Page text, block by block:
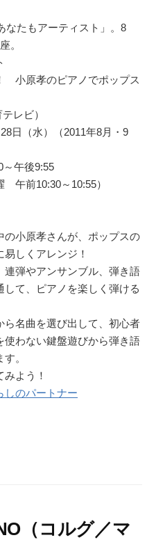
なたもアーティスト」。8
。
原孝のピアノでポップス
テレビ）
日（水）（2011年8月・9
後9:55
10:30～10:55）
の小原孝さんが、ポップスの
しくアレンジ！
連弾やアンサンブル、弾き語
して、ピアノを楽しく弾ける
名曲を選び出して、初心者
使わない鍵盤遊びから弾き語
。
よう！
しのパートナー
（コルグ／マ